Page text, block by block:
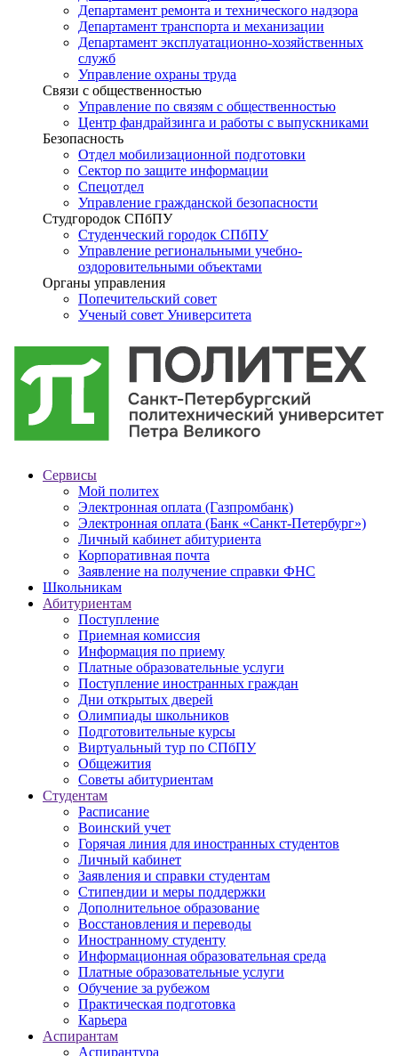
Департамент ремонта и технического надзора
Департамент транспорта и механизации
Департамент эксплуатационно-хозяйственных
служб
Управление охраны труда
Связи с общественностью
Управление по связям с общественностью
Центр фандрайзинга и работы с выпускниками
Безопасность
Отдел мобилизационной подготовки
Сектор по защите информации
Спецотдел
Управление гражданской безопасности
Студгородок СПбПУ
Студенческий городок СПбПУ
Управление региональными учебно-
оздоровительными объектами
Органы управления
Попечительский совет
Ученый совет Университета
Сервисы
Мой политех
Электронная оплата (Газпромбанк)
Электронная оплата (Банк «Санкт-Петербург»)
Личный кабинет абитуриента
Корпоративная почта
Заявление на получение справки ФНС
Школьникам
Абитуриентам
Поступление
Приемная комиссия
Информация по приему
Платные образовательные услуги
Поступление иностранных граждан
Дни открытых дверей
Олимпиады школьников
Подготовительные курсы
Виртуальный тур по СПбПУ
Общежития
Советы абитуриентам
Студентам
Расписание
Воинский учет
Горячая линия для иностранных студентов
Личный кабинет
Заявления и справки студентам
Стипендии и меры поддержки
Дополнительное образование
Восстановления и переводы
Иностранному студенту
Информационная образовательная среда
Платные образовательные услуги
Обучение за рубежом
Практическая подготовка
Карьера
Аспирантам
Аспирантура